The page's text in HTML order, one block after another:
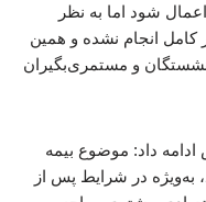
شود اما به نظر
کامل انجام نشده و همین
و مستمری‌بگیران
داد: موضوع بیمه
به‌ویژه در شرایط پس از